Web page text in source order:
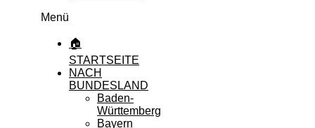
Menü
🏠
STARTSEITE
NACH
BUNDESLAND
Baden-
Württemberg
Bayern